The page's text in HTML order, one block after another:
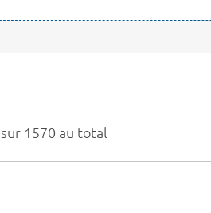
1570 au total